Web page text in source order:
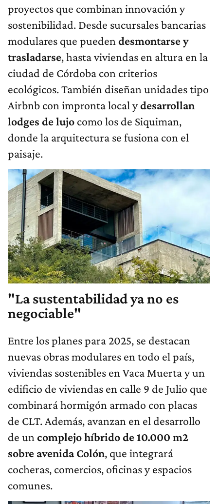
proyectos que combinan innovación y
sostenibilidad. Desde sucursales bancarias
modulares que pueden desmontarse y
trasladarse, hasta viviendas en altura en la
ciudad de Córdoba con criterios
ecológicos. También diseñan unidades tipo
Airbnb con impronta local ydesarrollan
lodges de lujo como los de Siquiman,
donde la arquitectura se fusiona con el
paisaje.
"La sustentabilidad ya no es
negociable"
Entre los planes para 2025, se destacan
nuevas obras modulares en todo el país,
viviendas sostenibles en Vaca Muerta y un
edificio de viviendas en calle 9 de Julio que
combinará hormigón armado con placas
de CLT. Además, avanzan en el desarrollo
de un complejo híbrido de 10.000 m2
sobre avenida Colón, que integrará
cocheras, comercios, oficinas y espacios
comunes.